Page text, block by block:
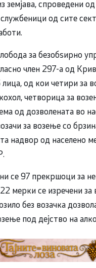
земјава, спроведени од
од сите
за безобѕирно
член 297-а од
лица, од кои четири за
четворица за
од дозволената во
за возење со
надвор од населено
се 97 прекршоци за
мерки се изречени за
без возачка
под дејство на